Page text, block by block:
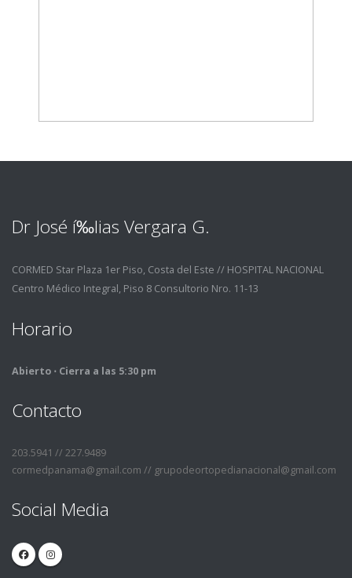
Dr José í‰lias Vergara G.
CORMED Star Plaza 1er Piso, Costa del Este // HOSPITAL NACIONAL
Centro Médico Integral, Piso 8 Consultorio Nro. 11-13
Horario
Abierto ⋅ Cierra a las 5:30 pm
Contacto
203.5941 // 227.9489
cormedpanama@gmail.com // grupodeortopedianacional@gmail.com
Social Media